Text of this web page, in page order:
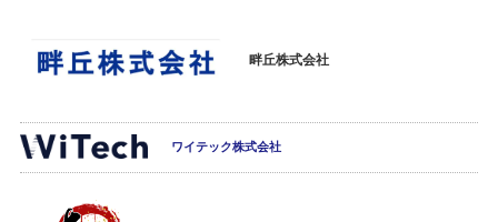
畔丘株式会社
ワイテック株式会社